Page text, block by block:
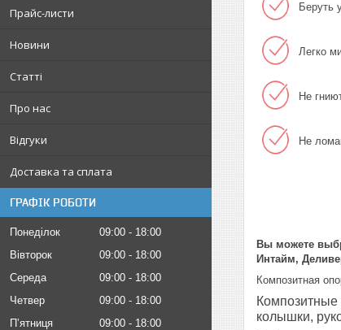
Прайс-листи
Новини
Статті
Про нас
Відгуки
Доставка та сплата
ГРАФІК РОБОТИ
Понеділок 09:00
18:00
Вівторок
09:00
18:00
Середа
09:00
18:00
Четвер
09:00
18:00
Пʼятниця
09:00
18:00
Беруть
Легко
Не
Не
Вы можете
Интайм,
Композитная
колышки,